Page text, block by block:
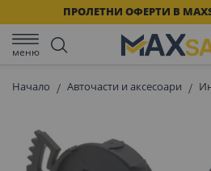
ПРОЛЕТНИ ОФЕРТИ В
меню
Начало Авточасти и аксесоари
към
края